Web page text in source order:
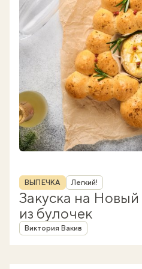
Рубрика
ВЫПЕЧКА Легкий!
Закуска на Новый
из булочек
Автор
Виктория Вакив